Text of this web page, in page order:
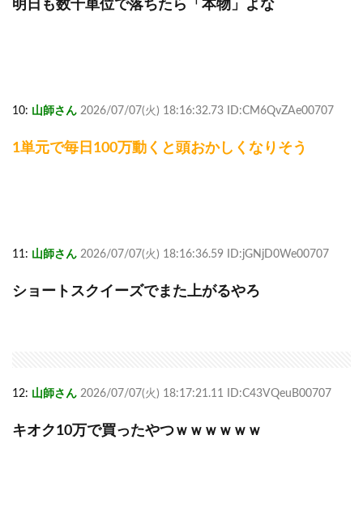
明日も数千単位で落ちたら「本物」よな
10: 山師さん 2026/07/07(火) 18:16:32.73 ID:CM6QvZAe00707
1単元で毎日100万動くと頭おかしくなりそう
11: 山師さん 2026/07/07(火) 18:16:36.59 ID:jGNjD0We00707
ショートスクイーズでまた上がるやろ
12: 山師さん 2026/07/07(火) 18:17:21.11 ID:C43VQeuB00707
キオク10万で買ったやつｗｗｗｗｗｗ